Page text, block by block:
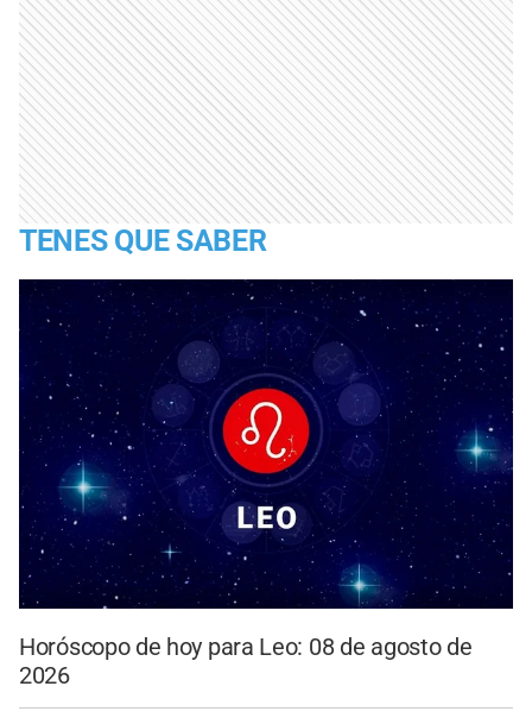
TENES QUE SABER
Horóscopo de hoy para Leo: 08 de agosto de
2026